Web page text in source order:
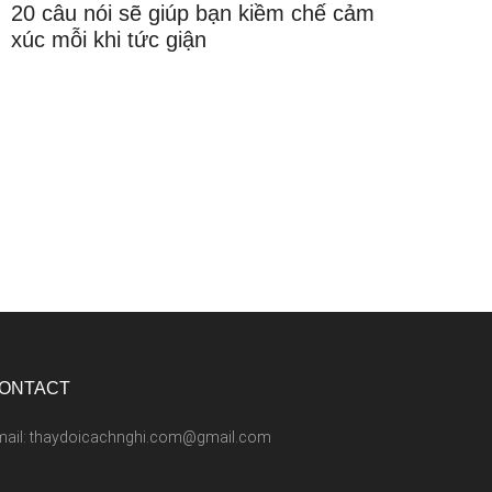
20 câu nói sẽ giúp bạn kiềm chế cảm
xúc mỗi khi tức giận
thaydoicachnghi.com@gmail.com